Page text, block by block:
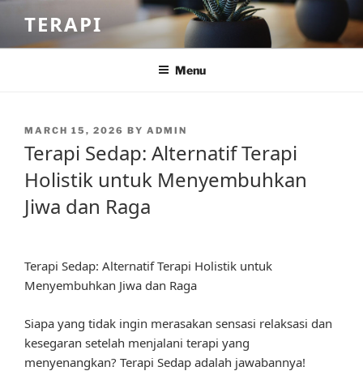
content
TERAPI
Menu
POSTED
MARCH 15, 2026 BY ADMIN
Terapi Sedap: Alternatif Terapi
Holistik untuk Menyembuhkan
Jiwa dan Raga
Terapi Sedap: Alternatif Terapi Holistik untuk
Menyembuhkan Jiwa dan Raga
Siapa yang tidak ingin merasakan sensasi relaksasi dan
kesegaran setelah menjalani terapi yang
menyenangkan? Terapi Sedap adalah jawabannya!